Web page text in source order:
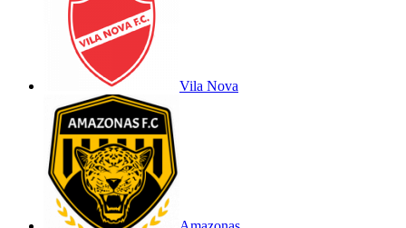
Vila Nova